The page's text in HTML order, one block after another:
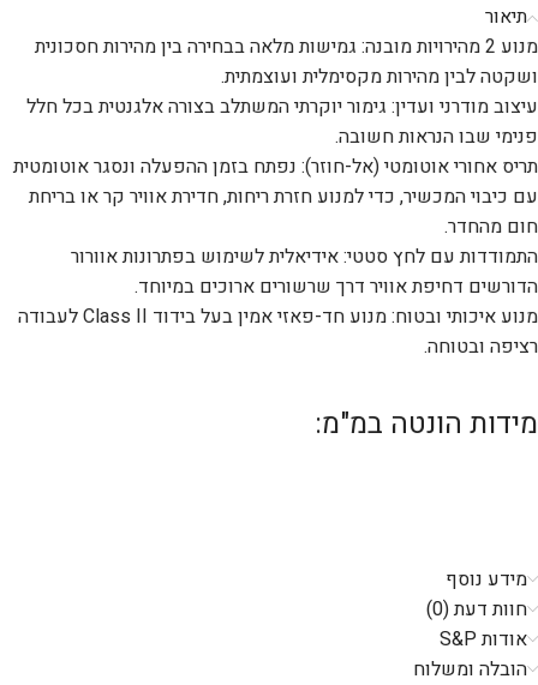
תיאור
מנוע 2 מהירויות מובנה: גמישות מלאה בבחירה בין מהירות חסכונית
ושקטה לבין מהירות מקסימלית ועוצמתית.
עיצוב מודרני ועדין: גימור יוקרתי המשתלב בצורה אלגנטית בכל חלל
פנימי שבו הנראות חשובה.
תריס אחורי אוטומטי (אל-חוזר): נפתח בזמן ההפעלה ונסגר אוטומטית
עם כיבוי המכשיר, כדי למנוע חזרת ריחות, חדירת אוויר קר או בריחת
חום מהחדר.
התמודדות עם לחץ סטטי: אידיאלית לשימוש בפתרונות אוורור
הדורשים דחיפת אוויר דרך שרשורים ארוכים במיוחד.
מנוע איכותי ובטוח: מנוע חד-פאזי אמין בעל בידוד Class II לעבודה
רציפה ובטוחה.
מידות הונטה במ"מ:
מידע נוסף
חוות דעת (0)
אודות S&P
הובלה ומשלוח